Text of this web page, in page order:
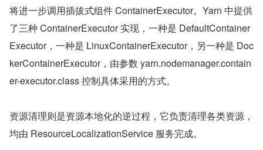
将进一步调用插拔式组件 ContainerExecutor。Yarn 中提供
了三种 ContainerExecutor 实现，一种是 DefaultContainer
Executor，一种是 LinuxContainerExecutor，另一种是 Doc
kerContainerExecutor，由参数 yarn.nodemanager.contain
er-executor.class 控制具体采用的方式。
资源清理则是资源本地化的逆过程，它负责清理各类资源，
均由 ResourceLocalizationService 服务完成。